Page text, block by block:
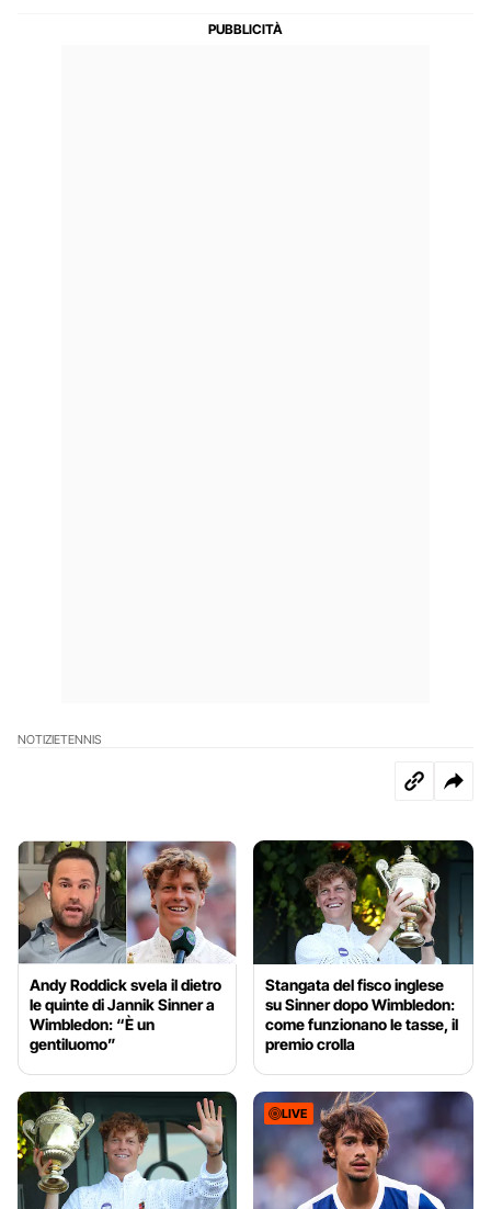
NOTIZIETENNIS
Andy Roddick svela il dietro
le quinte di Jannik Sinner a
Wimbledon: “È un
gentiluomo”
Stangata del fisco inglese
su Sinner dopo Wimbledon:
come funzionano le tasse, il
premio crolla
LIVE